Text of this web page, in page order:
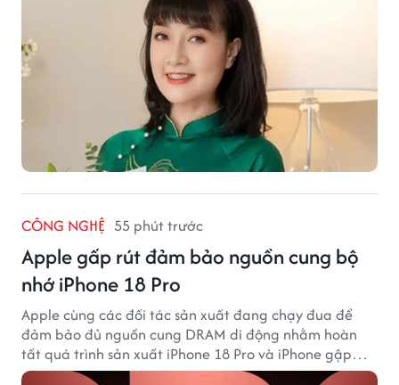
CÔNG NGHỆ 55 phút trước
Apple gấp rút đảm bảo nguồn cung bộ
nhớ iPhone 18 Pro
Apple cùng các đối tác sản xuất đang chạy đua để
đảm bảo đủ nguồn cung DRAM di động nhằm hoàn
tất quá trình sản xuất iPhone 18 Pro và iPhone gập
đầu tiên.